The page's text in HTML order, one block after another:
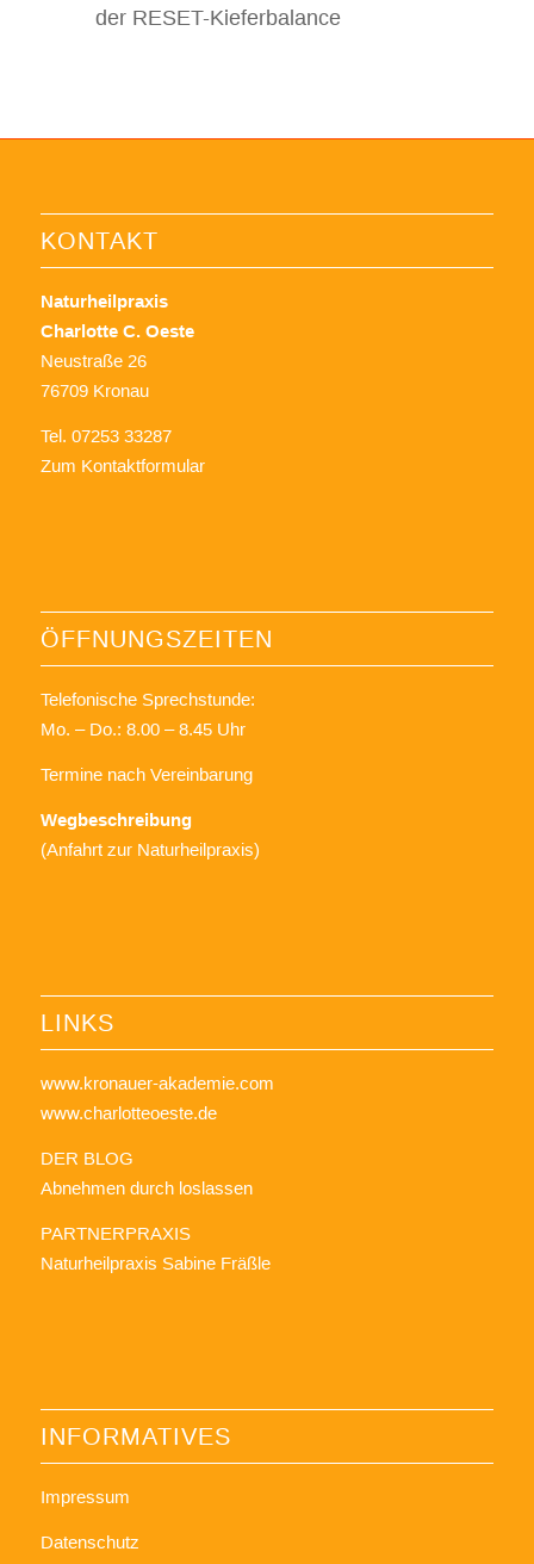
der RESET-Kieferbalance
KONTAKT
Naturheilpraxis
Charlotte C. Oeste
Neustraße 26
76709 Kronau
Tel. 07253 33287
Zum Kontaktformular
ÖFFNUNGSZEITEN
Telefonische Sprechstunde:
Mo. – Do.: 8.00 – 8.45 Uhr
Termine nach Vereinbarung
Wegbeschreibung
(Anfahrt zur Naturheilpraxis)
LINKS
www.kronauer-akademie.com
www.charlotteoeste.de
DER BLOG
Abnehmen durch loslassen
PARTNERPRAXIS
Naturheilpraxis Sabine Fräßle
INFORMATIVES
Impressum
Datenschutz